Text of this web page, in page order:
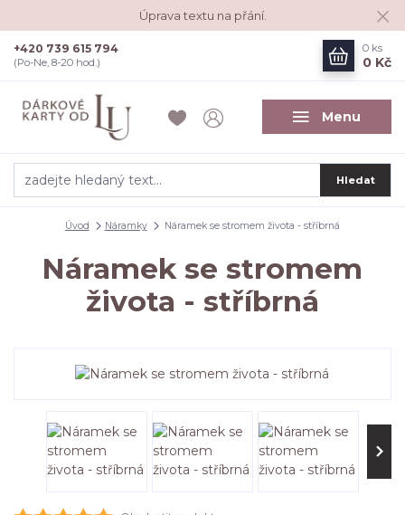
Úprava textu na přání.
Menu
Hledat
+420 739 615 794
(Po-Ne, 8-20 hod.)
0 ks
0 Kč
Úvod Náramky Náramek se stromem života - stříbrná
Náramek se stromem
života - stříbrná